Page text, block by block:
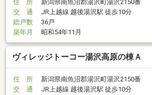
住 所
新潟県南魚沼郡湯沢町湯沢2150番
交 通
JR上越線 越後湯沢駅 徒歩10分
総戸数
36戸
築年月
昭和54年11月
ヴィレッジトーコー湯沢高原の棟Ａ
住 所
新潟県南魚沼郡湯沢町湯沢2150番
交 通
JR上越線 越後湯沢駅 徒歩10分